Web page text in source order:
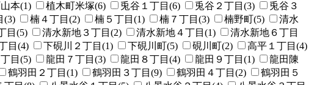
本(1) 植木町米塚(6) 兎谷１丁目(6) 兎谷２丁目(3)
兎谷３
(3) 楠４丁目(2) 楠５丁目(1) 楠７丁目(3) 楠野町(5)
清水
目(5) 清水新地３丁目(2) 清水新地４丁目(1)
清水新地６丁目
目(4) 下硯川２丁目(1) 下硯川町(5) 硯川町(2)
高平１丁目(4)
目(5) 龍田７丁目(3) 龍田８丁目(4) 龍田９丁目(1)
龍田陳
鶴羽田２丁目(1) 鶴羽田３丁目(9) 鶴羽田４丁目(2)
鶴羽田５